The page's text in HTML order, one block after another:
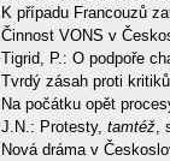
K případu Francouzů
Činnost VONS v
Tigrid, P.: O podpoře
Tvrdý zásah proti
Na počátku opět
J.N.: Protesty, tamtéž
Nová dráma v